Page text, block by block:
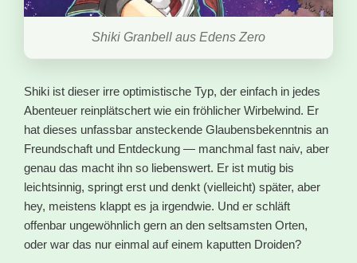
Shiki Granbell aus Edens Zero
Shiki ist dieser irre optimistische Typ, der einfach in jedes
Abenteuer reinplätschert wie ein fröhlicher Wirbelwind. Er
hat dieses unfassbar ansteckende Glaubensbekenntnis an
Freundschaft und Entdeckung — manchmal fast naiv, aber
genau das macht ihn so liebenswert. Er ist mutig bis
leichtsinnig, springt erst und denkt (vielleicht) später, aber
hey, meistens klappt es ja irgendwie. Und er schläft
offenbar ungewöhnlich gern an den seltsamsten Orten,
oder war das nur einmal auf einem kaputten Droiden?